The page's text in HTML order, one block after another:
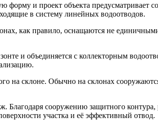
форму и проект объекта
в систему линейных водоотводов.
как правило, оснащаются не
и объединяется с коллекторным
на склоне. Обычно на склонах
Благодаря сооружению защитного
участка и её эффективный отвод.